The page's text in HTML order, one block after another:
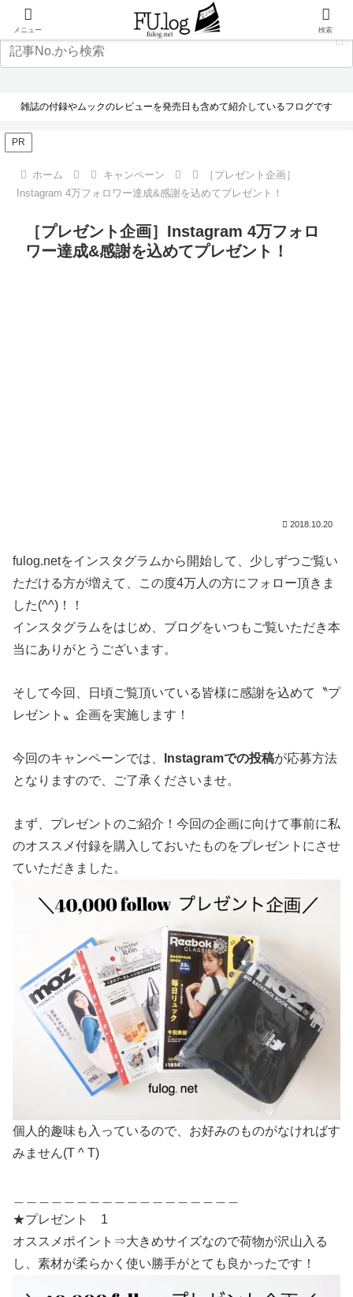
雑誌の付録やムックのレビューを発売日も含めて紹介しているフログです
PR
ホーム キャンペーン
［プレゼント企画］
Instagram 4万フォロワー達成&感謝を込めてプレゼント！
［プレゼント企画］Instagram 4万フォロ
ワー達成&感謝を込めてプレゼント！
2018.10.20
fulog.netをインスタグラムから開始して、少しずつご覧い
ただける方が増えて、この度4万人の方にフォロー頂きま
した(^^)！！
インスタグラムをはじめ、ブログをいつもご覧いただき本
当にありがとうございます。
そして今回、日頃ご覧頂いている皆様に感謝を込めて〝プ
レゼント〟企画を実施します！
今回のキャンペーンでは、 Instagramでの投稿が応募方法
となりますので、ご了承くださいませ。
まず、プレゼントのご紹介！今回の企画に向けて事前に私
のオススメ付録を購入しておいたものをプレゼントにさせ
ていただきました。
個人的趣味も入っているので、お好みのものがなければす
みません(T ^ T)
★プレゼント 1
オススメポイント⇒大きめサイズなので荷物が沢山入る
し、素材が柔らかく使い勝手がとても良かったです！
メニュー 検索